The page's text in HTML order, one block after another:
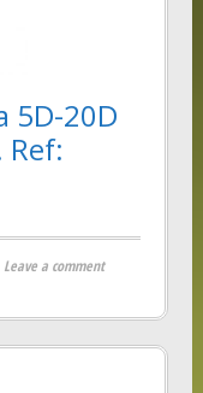
5D-20D
Ref:
Leave a comment